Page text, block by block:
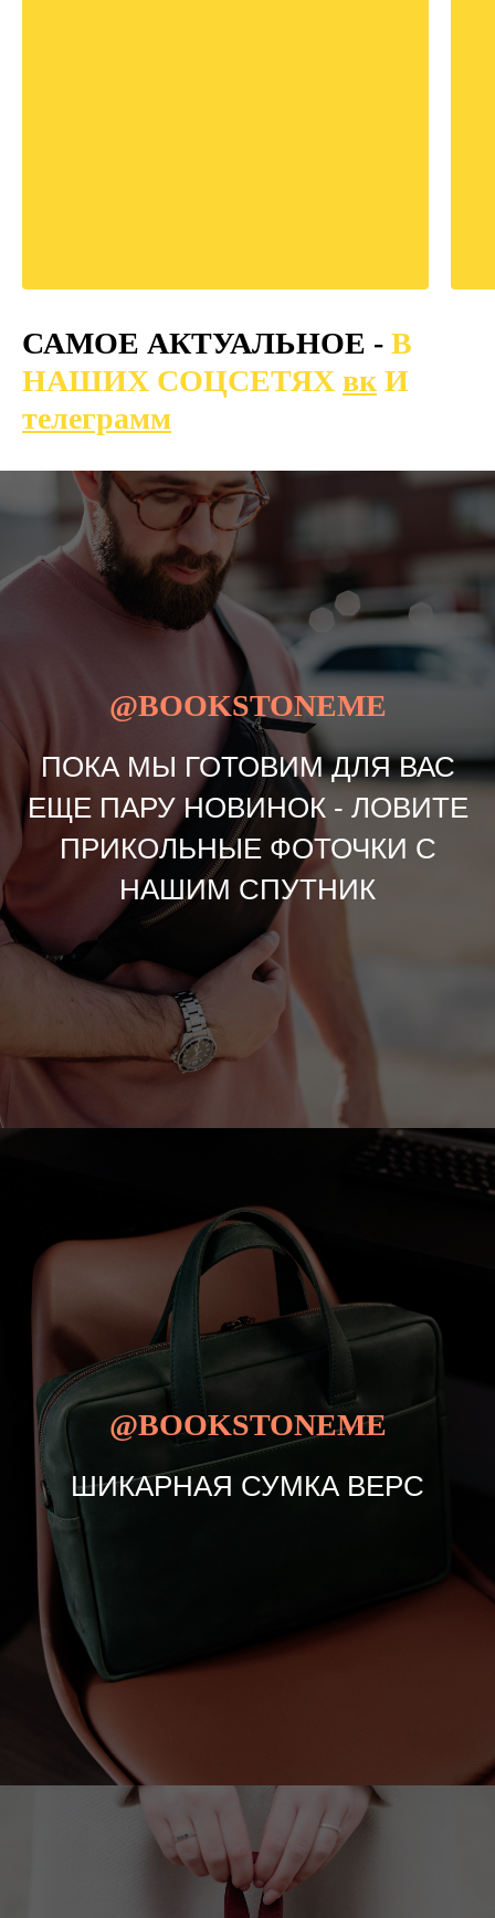
САМОЕ АКТУАЛЬНОЕ - В
НАШИХ СОЦСЕТЯХ вк И
телеграмм
@BOOKSTONEME
ПОКА МЫ ГОТОВИМ ДЛЯ ВАС
ЕЩЕ ПАРУ НОВИНОК - ЛОВИТЕ
ПРИКОЛЬНЫЕ ФОТОЧКИ С
НАШИМ СПУТНИК
@BOOKSTONEME
ШИКАРНАЯ СУМКА ВЕРС